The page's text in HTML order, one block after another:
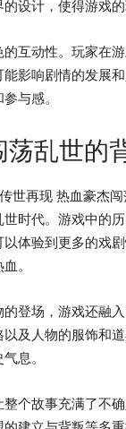
设计，使得游戏
互动性。玩家在
影响剧情的发展
与感。
乱世的
世再现 热血豪杰
时代。游戏中的
体验到更多的戏
。
登场，游戏还融
及人物的服饰和
息。
个故事充满了不